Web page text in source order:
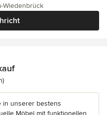
Wiedenbrück
von 5 Sternen
in unserer bestens